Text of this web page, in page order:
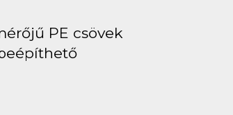
PE csövek